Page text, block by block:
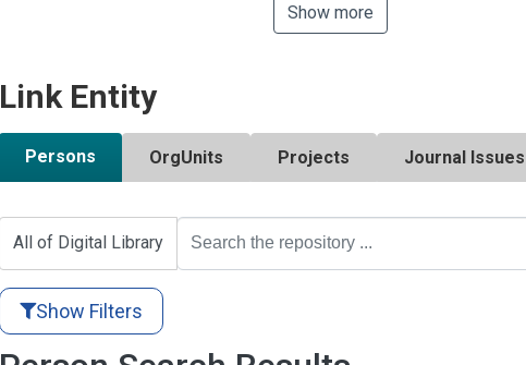
Show more
Link Entity
Persons OrgUnits Projects Journal Issues
All of Digital Library
Show Filters